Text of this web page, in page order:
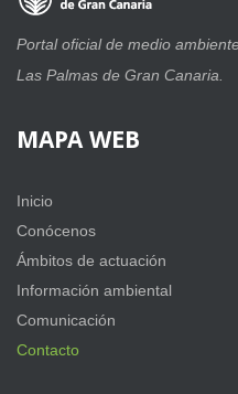
Portal oficial de medio
Las Palmas de Gran Canaria.
MAPA WEB
Inicio
Conócenos
Ámbitos de actuación
Información ambiental
Comunicación
Contacto